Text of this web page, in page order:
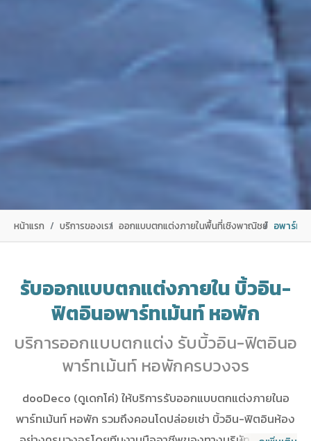
หน้าแรก บริการของเรา ออกแบบตกแต่งภายในพื้นที่เชิงพาณิชย์ อพาร์ทเ
รับออกแบบตกแต่งภายใน บิ้วอิน-
ฟิตอินอพาร์ทเม้นท์ หอพัก
บริการออกแบบตกแต่ง รับบิ้วอิน-ฟิตอินอ
พาร์ทเม้นท์ หอพักครบวงจร
dooDeco (ดูเดกโค่) ให้บริการรับออกแบบตกแต่งภายในอ
พาร์ทเม้นท์ หอพัก รวมถึงคอนโดปล่อยเช่า บิ้วอิน-ฟิตอินห้อง